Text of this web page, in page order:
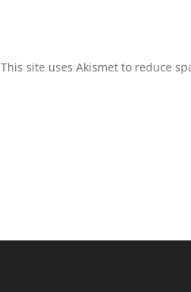
This site uses Akismet to reduce